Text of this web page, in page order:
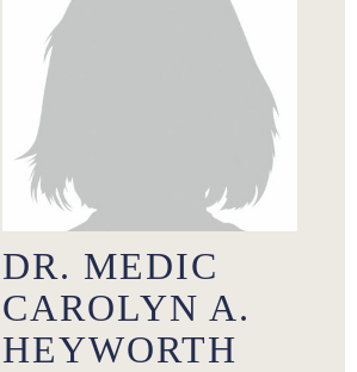
DR. MEDIC
CAROLYN A.
HEYWORTH